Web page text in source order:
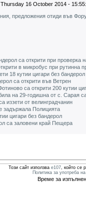
16 October 2014 -
предложения отиди във
са открити при проверка
в микробус при рутинна
18 кутии цигари без бандерол
са открити във Ветрен
са открити 200 кутии
на 29-годишна от с. Сарая
иззети от велинградчанин
задържала Полицията
цигари без бандерол
са заловени край Пещера
Този сайт използва e107, който се
Политика за употреба
Време за